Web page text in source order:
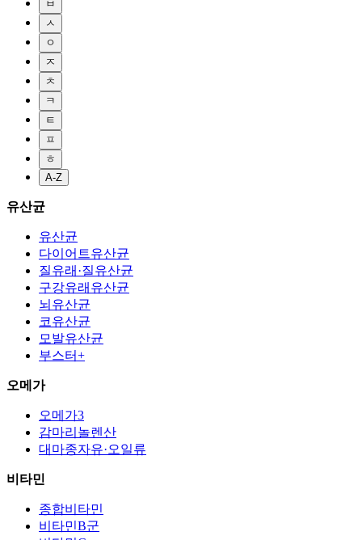
ㅂ
ㅅ
ㅇ
ㅈ
ㅊ
ㅋ
ㅌ
ㅍ
ㅎ
A-Z
유산균
유산균
다이어트유산균
질유래·질유산균
구강유래유산균
뇌유산균
코유산균
모발유산균
부스터+
오메가
오메가3
감마리놀렌산
대마종자유·오일류
비타민
종합비타민
비타민B군